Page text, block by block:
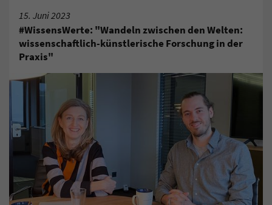
15. Juni 2023
#WissensWerte: "Wandeln zwischen den Welten:
wissenschaftlich-künstlerische Forschung in der
Praxis"